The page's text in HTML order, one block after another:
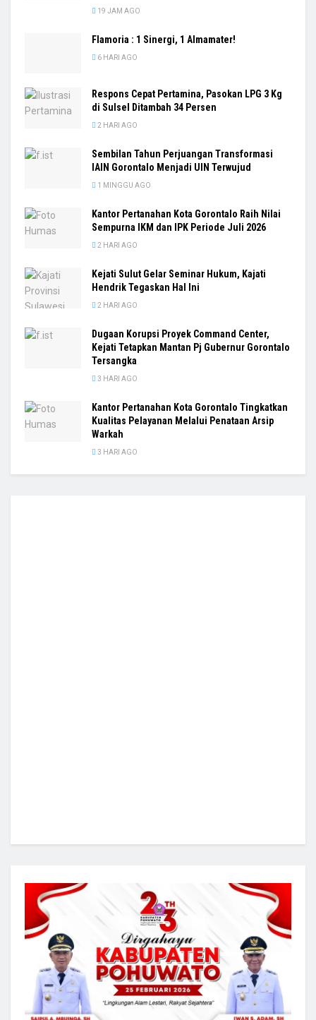
19 JAM AGO
Flamoria : 1 Sinergi, 1 Almamater!
6 HARI AGO
Respons Cepat Pertamina, Pasokan LPG 3 Kg
di Sulsel Ditambah 34 Persen
2 HARI AGO
Sembilan Tahun Perjuangan Transformasi
IAIN Gorontalo Menjadi UIN Terwujud
1 MINGGU AGO
Kantor Pertanahan Kota Gorontalo Raih Nilai
Sempurna IKM dan IPK Periode Juli 2026
2 HARI AGO
Kejati Sulut Gelar Seminar Hukum, Kajati
Hendrik Tegaskan Hal Ini
2 HARI AGO
Dugaan Korupsi Proyek Command Center,
Kejati Tetapkan Mantan Pj Gubernur Gorontalo
Tersangka
3 HARI AGO
Kantor Pertanahan Kota Gorontalo Tingkatkan
Kualitas Pelayanan Melalui Penataan Arsip
Warkah
3 HARI AGO